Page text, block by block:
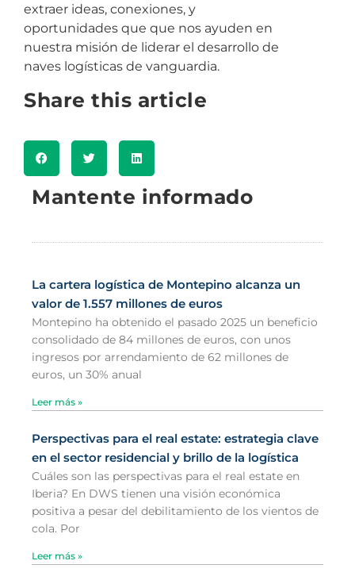
extraer ideas, conexiones, y
oportunidades que que nos ayuden en
nuestra misión de liderar el desarrollo de
naves logísticas de vanguardia.
Share this article
Mantente informado
La cartera logística de Montepino alcanza un
valor de 1.557 millones de euros
Montepino ha obtenido el pasado 2025 un beneficio
consolidado de 84 millones de euros, con unos
ingresos por arrendamiento de 62 millones de
euros, un 30% anual
Leer más »
Perspectivas para el real estate: estrategia clave
en el sector residencial y brillo de la logística
Cuáles son las perspectivas para el real estate en
Iberia? En DWS tienen una visión económica
positiva a pesar del debilitamiento de los vientos de
cola. Por
Leer más »